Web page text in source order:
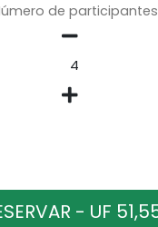
de participantes